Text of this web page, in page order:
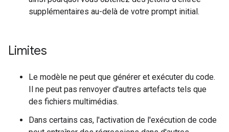
supplémentaires au-delà de votre prompt initial.
Limites
Le modèle ne peut que générer et exécuter du code.
Il ne peut pas renvoyer d'autres artefacts tels que
des fichiers multimédias.
Dans certains cas, l'activation de l'exécution de code